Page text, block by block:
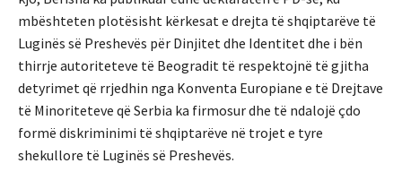
mbështeten plotësisht kërkesat e drejta të shqiptarëve të
Luginës së Preshevës për Dinjitet dhe Identitet dhe i bën
thirrje autoriteteve të Beogradit të respektojnë të gjitha
detyrimet që rrjedhin nga Konventa Europiane e të Drejtave
të Minoriteteve që Serbia ka firmosur dhe të ndalojë çdo
formë diskriminimi të shqiptarëve në trojet e tyre
shekullore të Luginës së Preshevës.